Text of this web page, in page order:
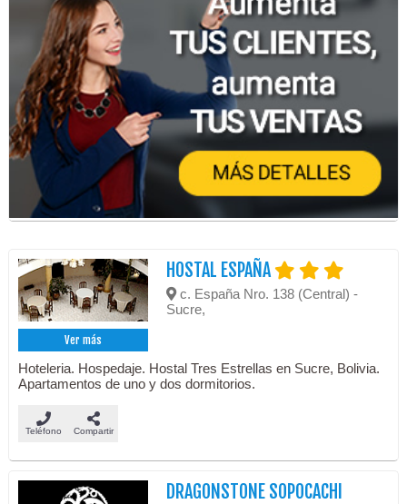
Ver más
HOSTAL ESPAÑA
c. España Nro. 138 (Central) -
Sucre,
Hoteleria. Hospedaje. Hostal Tres Estrellas en Sucre, Bolivia.
Apartamentos de uno y dos dormitorios.
Teléfono Compartir
DRAGONSTONE SOPOCACHI